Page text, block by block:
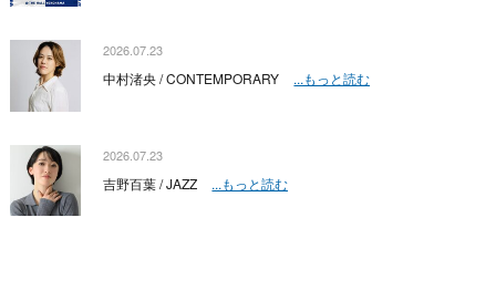
2026.07.23
中村渚央 / CONTEMPORARY ...もっと読む
2026.07.23
吉野百葉 / JAZZ ...もっと読む